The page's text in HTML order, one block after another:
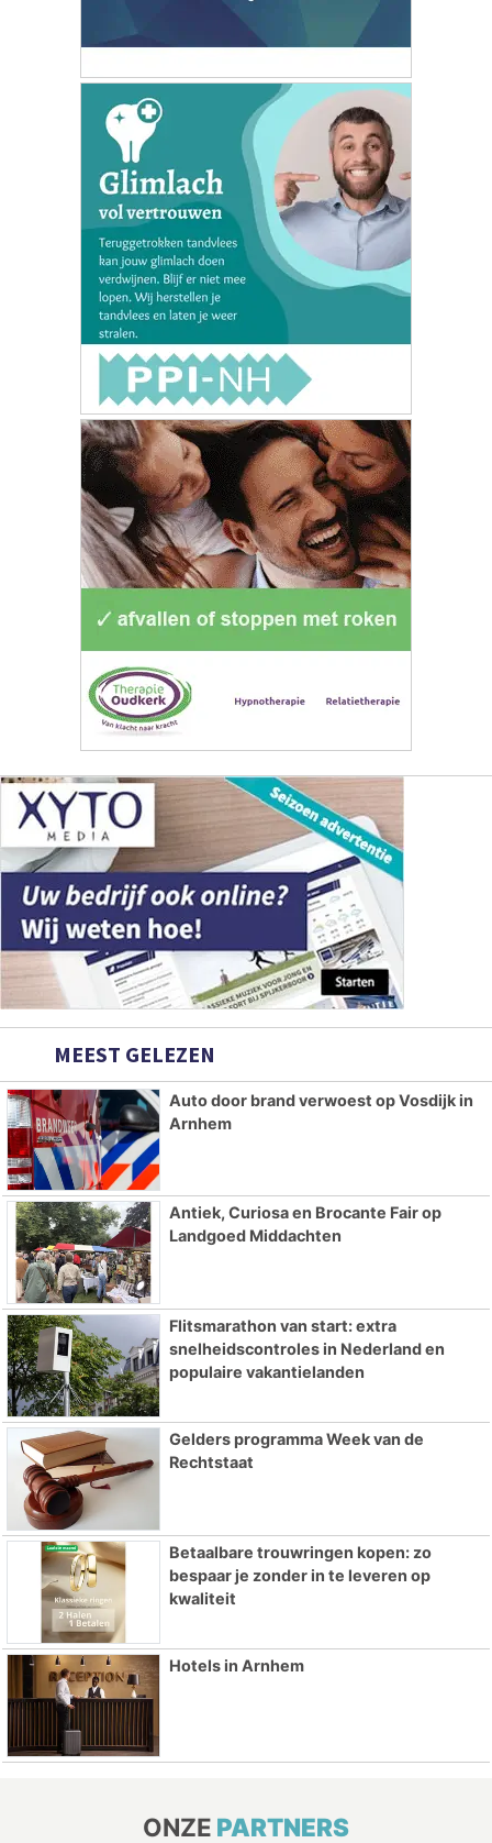
MEEST GELEZEN
Auto door brand verwoest op Vosdijk in
Arnhem
Antiek, Curiosa en Brocante Fair op
Landgoed Middachten
Flitsmarathon van start: extra
snelheidscontroles in Nederland en
populaire vakantielanden
Gelders programma Week van de
Rechtstaat
Betaalbare trouwringen kopen: zo
bespaar je zonder in te leveren op
kwaliteit
Hotels in Arnhem
ONZE PARTNERS